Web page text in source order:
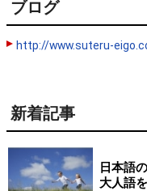
ブログ
http://www.suteru-
新着記事
日本語
大人語